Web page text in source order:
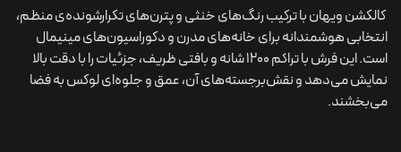
کالکشن ویهان با ترکیب رنگ‌های خنثی و پترن‌های تکرارشونده‌ی منظم،
انتخابی هوشمندانه برای خانه‌های مدرن و دکوراسیون‌های مینیمال
است. این فرش با تراکم ۱۲۰۰ شانه و بافتی ظریف، جزئیات را با دقت بالا
نمایش می‌دهد و نقش‌برجسته‌های آن، عمق و جلوه‌ای لوکس به فضا
می‌بخشند.